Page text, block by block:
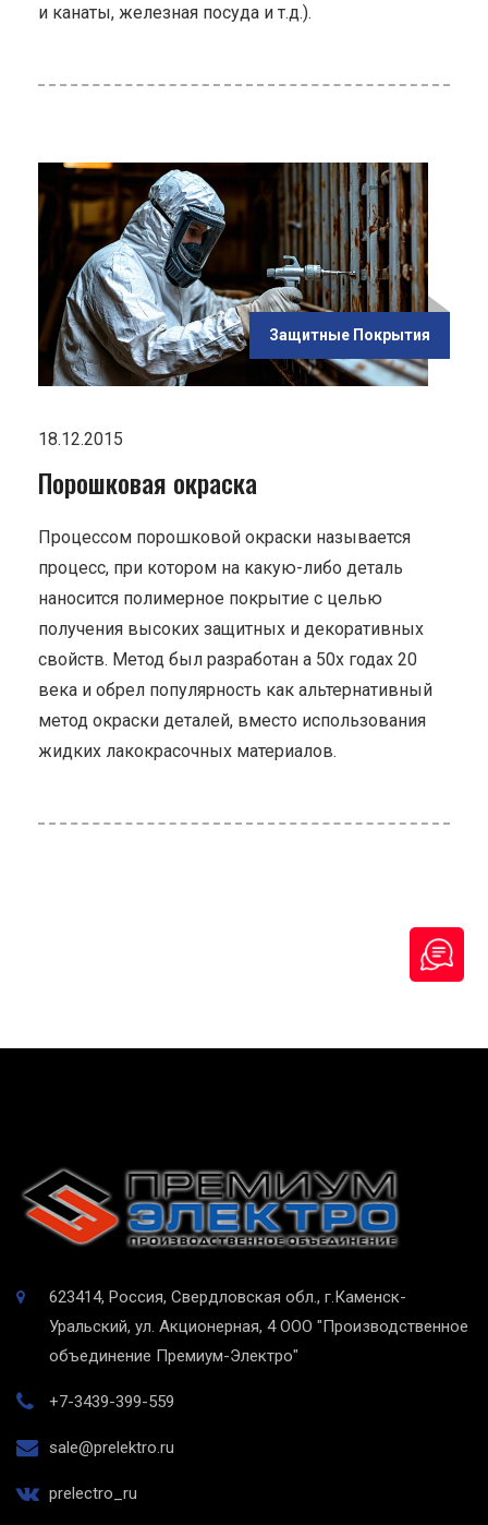
и канаты, железная посуда и т.д.).
Защитные Покрытия
18.12.2015
Порошковая окраска
Процессом порошковой окраски называется
процесс, при котором на какую-либо деталь
наносится полимерное покрытие с целью
получения высоких защитных и декоративных
свойств. Метод был разработан а 50х годах 20
века и обрел популярность как альтернативный
метод окраски деталей, вместо использования
жидких лакокрасочных материалов.
623414, Россия, Свердловская обл., г.Каменск-
Уральский, ул. Акционерная, 4 ООО "Производственное
объединение Премиум-Электро"
+7-3439-399-559
sale@prelektro.ru
prelectro_ru